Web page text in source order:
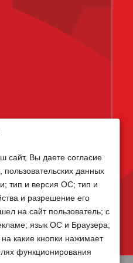
сайт, Вы даете согласие
данных
тип и версия ОС; тип и
и разрешение его
на сайт пользователь; с
язык ОС и Браузера;
какие кнопки нажимает
функционирования